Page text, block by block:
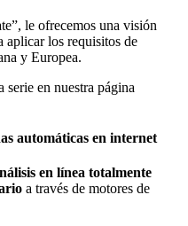
le ofrecemos una visión
aplicar los requisitos de
y Europea.
serie en nuestra página
automáticas en internet
en línea totalmente
a través de motores de